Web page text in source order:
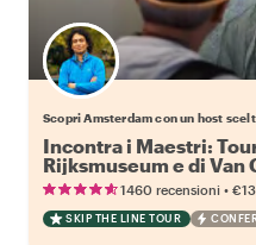
Scegli il tuo local
Scopri Amsterdam con un host
Incontra i Maestri:
Rijksmuseum e di Van
1460 recensioni •
SKIP THE LINE TOUR